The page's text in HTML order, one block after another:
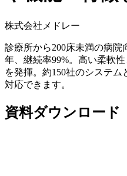
株式会社メドレー
診療所から200床未満の病院
年、継続率99%。高い柔軟
を発揮。約150社のシステ
対応できます。
資料ダウンロード